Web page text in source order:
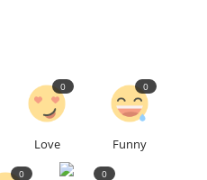
Love
0
Funny
0
0 0